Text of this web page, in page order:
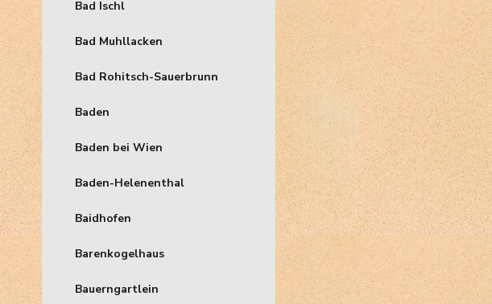
Bad Ischl
Bad Muhllacken
Bad Rohitsch-Sauerbrunn
Baden
Baden bei Wien
Baden-Helenenthal
Baidhofen
Barenkogelhaus
Bauerngartlein